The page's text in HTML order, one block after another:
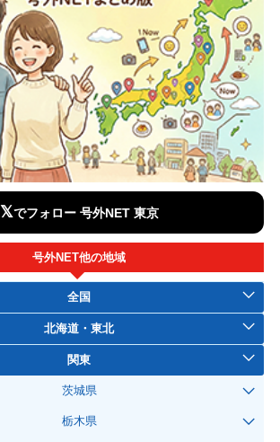
𝕏でフォロー 号外NET 東京
号外NET他の地域
全国
北海道・東北
関東
茨城県
栃木県